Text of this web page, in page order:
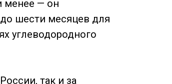
менее — он
шести месяцев для
углеводородного
так и за